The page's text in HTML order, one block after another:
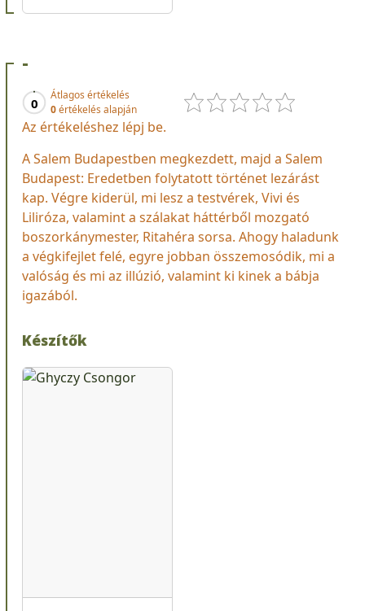
-
0
Átlagos értékelés
0értékelés alapján
Az értékeléshez lépj be.
A Salem Budapestben megkezdett, majd a Salem
Budapest: Eredetben folytatott történet lezárást
kap. Végre kiderül, mi lesz a testvérek, Vivi és
Liliróza, valamint a szálakat háttérből mozgató
boszorkánymester, Ritahéra sorsa. Ahogy haladunk
a végkifejlet felé, egyre jobban összemosódik, mi a
valóság és mi az illúzió, valamint ki kinek a bábja
igazából.
Készítők